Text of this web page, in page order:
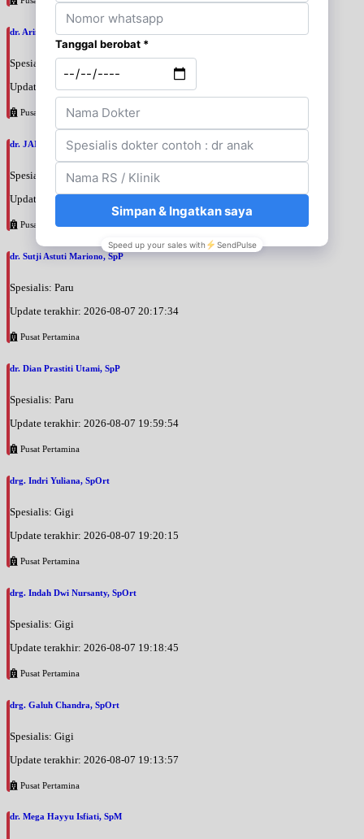
dr. Arini Purwono, SpP
Spesialis: Paru
Update terakhir: 2026-08-07 20:25:58
Pusat Pertamina
dr. JANUAR HABIBI, SpP
Spesialis: Paru
Update terakhir: 2026-08-07 20:23:50
Pusat Pertamina
dr. Sutji Astuti Mariono, SpP
Spesialis: Paru
Update terakhir: 2026-08-07 20:17:34
Pusat Pertamina
dr. Dian Prastiti Utami, SpP
Spesialis: Paru
Update terakhir: 2026-08-07 19:59:54
Pusat Pertamina
drg. Indri Yuliana, SpOrt
Spesialis: Gigi
Update terakhir: 2026-08-07 19:20:15
Pusat Pertamina
drg. Indah Dwi Nursanty, SpOrt
Spesialis: Gigi
Update terakhir: 2026-08-07 19:18:45
Pusat Pertamina
drg. Galuh Chandra, SpOrt
Spesialis: Gigi
Update terakhir: 2026-08-07 19:13:57
Pusat Pertamina
dr. Mega Hayyu Isfiati, SpM